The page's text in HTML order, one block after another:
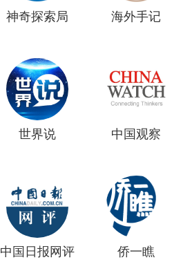
神奇探索局 海外手记
世界说 中国观察
中国日报网评 侨一瞧